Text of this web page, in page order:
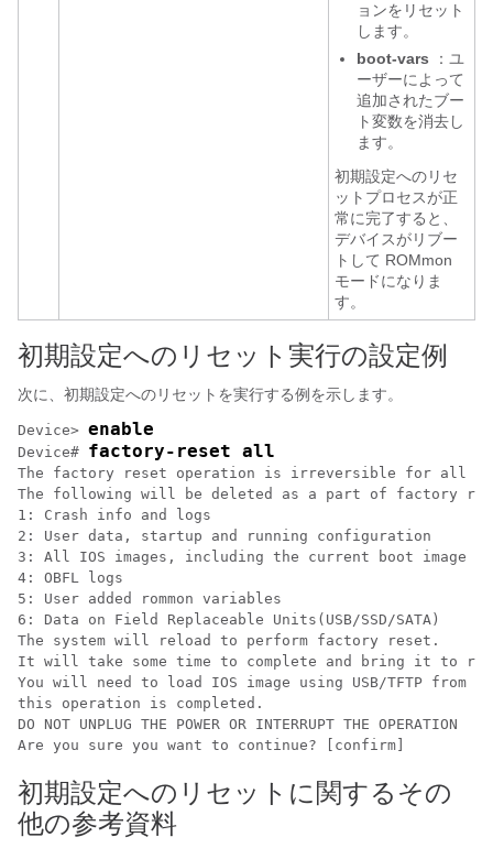
ョンをリセット
します。
boot-vars
：ユ
ーザーによって
追加されたブー
ト変数を消去し
ます。
初期設定へのリセ
ットプロセスが正
常に完了すると、
デバイスがリブー
トして ROMmon
モードになりま
す。
初期設定へのリセット実行の設定例
次に、初期設定へのリセットを実行する例を示します。
Device> enable
Device# factory-reset all
The factory reset operation is irreversible for all
The following will be deleted as a part of factory
1: Crash info and logs
2: User data, startup and running configuration
3: All IOS images, including the current boot image
4: OBFL logs
5: User added rommon variables
6: Data on Field Replaceable Units(USB/SSD/SATA)
The system will reload to perform factory reset.
It will take some time to complete and bring it to
You will need to load IOS image using USB/TFTP from
this operation is completed.
DO NOT UNPLUG THE POWER OR INTERRUPT THE OPERATION
Are you sure you want to continue? [confirm]
初期設定へのリセットに関するその
他の参考資料